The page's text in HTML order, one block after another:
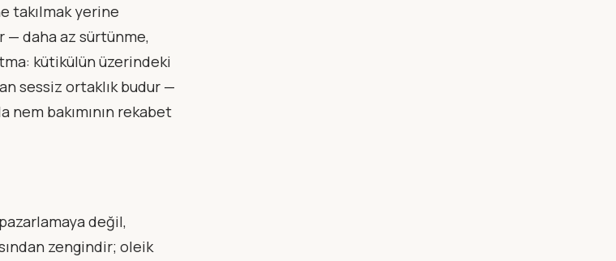
takılmak yerine
— daha az sürtünme,
kütikülün üzerindeki
sessiz ortaklık budur —
bakımının rekabet
değil,
zengindir; oleik